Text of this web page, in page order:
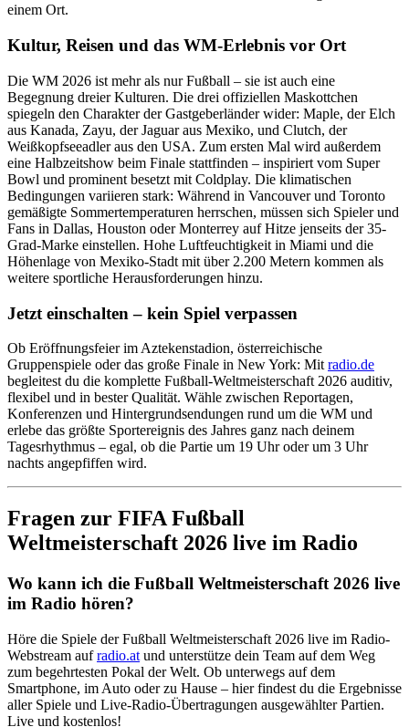
einem Ort.
Kultur, Reisen und das WM-Erlebnis vor Ort
Die WM 2026 ist mehr als nur Fußball – sie ist auch eine
Begegnung dreier Kulturen. Die drei offiziellen Maskottchen
spiegeln den Charakter der Gastgeberländer wider: Maple, der Elch
aus Kanada, Zayu, der Jaguar aus Mexiko, und Clutch, der
Weißkopfseeadler aus den USA. Zum ersten Mal wird außerdem
eine Halbzeitshow beim Finale stattfinden – inspiriert vom Super
Bowl und prominent besetzt mit Coldplay. Die klimatischen
Bedingungen variieren stark: Während in Vancouver und Toronto
gemäßigte Sommertemperaturen herrschen, müssen sich Spieler und
Fans in Dallas, Houston oder Monterrey auf Hitze jenseits der 35-
Grad-Marke einstellen. Hohe Luftfeuchtigkeit in Miami und die
Höhenlage von Mexiko-Stadt mit über 2.200 Metern kommen als
weitere sportliche Herausforderungen hinzu.
Jetzt einschalten – kein Spiel verpassen
Ob Eröffnungsfeier im Aztekenstadion, österreichische
Gruppenspiele oder das große Finale in New York: Mit radio.de
begleitest du die komplette Fußball-Weltmeisterschaft 2026 auditiv,
flexibel und in bester Qualität. Wähle zwischen Reportagen,
Konferenzen und Hintergrundsendungen rund um die WM und
erlebe das größte Sportereignis des Jahres ganz nach deinem
Tagesrhythmus – egal, ob die Partie um 19 Uhr oder um 3 Uhr
nachts angepfiffen wird.
Fragen zur FIFA Fußball
Weltmeisterschaft 2026 live im Radio
Wo kann ich die Fußball Weltmeisterschaft 2026 live
im Radio hören?
Höre die Spiele der Fußball Weltmeisterschaft 2026 live im Radio-
Webstream aufradio.at und unterstütze dein Team auf dem Weg
zum begehrtesten Pokal der Welt. Ob unterwegs auf dem
Smartphone, im Auto oder zu Hause – hier findest du die Ergebnisse
aller Spiele und Live-Radio-Übertragungen ausgewählter Partien.
Live und kostenlos!